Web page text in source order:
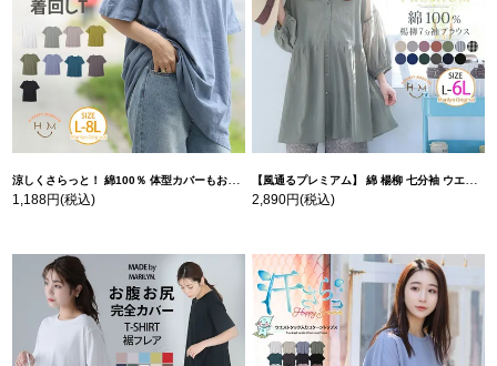
涼しくさらっと！ 綿100％ 体型カバーもお洒落も叶える 風合いコットン ゆるシルエット ドルマン | 大きいサイズの通販ならハッピーマリリン
1,188円(税込)
【風通るプレミアム】 綿 楊柳 七分袖 ウエストギャザー ブラウス | 大きいサイズの通販ならハッピーマリリン
2,890円(税込)